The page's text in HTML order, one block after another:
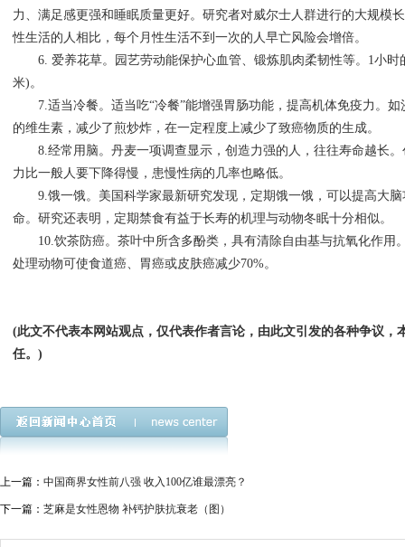
力、满足感更强和睡眠质量更好。研究者对威尔士人群进行的大规模
性生活的人相比，每个月性生活不到一次的人早亡风险会增倍。
6. 爱养花草。园艺劳动能保护心血管、锻炼肌肉柔韧性等。1小时
米)。
7.适当冷餐。适当吃“冷餐”能增强胃肠功能，提高机体免疫力。如
的维生素，减少了煎炒炸，在一定程度上减少了致癌物质的生成。
8.经常用脑。丹麦一项调查显示，创造力强的人，往往寿命越长。
力比一般人要下降得慢，患慢性病的几率也略低。
9.饿一饿。美国科学家最新研究发现，定期饿一饿，可以提高大脑
命。研究还表明，定期禁食有益于长寿的机理与动物冬眠十分相似。
10.饮茶防癌。茶叶中所含多酚类，具有清除自由基与抗氧化作用
处理动物可使食道癌、胃癌或皮肤癌减少70%。
(此文不代表本网站观点，仅代表作者言论，由此文引发的各种争议，
任。)
上一篇： 中国商界女性前八强 收入100亿谁最漂亮？
下一篇： 芝麻是女性恩物 补钙护肤抗衰老（图）